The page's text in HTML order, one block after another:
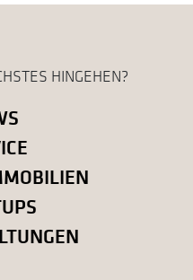
HINGEHEN?